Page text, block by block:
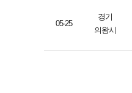
05-25
경기
의왕시